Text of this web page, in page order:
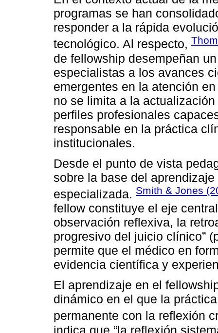
programas se han
responder a la rápida
tecnológico. Al respecto,
de fellowship desempeñan
especialistas a los avances
emergentes en la atención
no se limita a la
perfiles profesionales
responsable en la práctica
institucionales.
Desde el punto de vista
sobre la base del
especializada. Smith & Jones
fellow constituye el eje
observación reflexiva, la
progresivo del juicio clínico”
permite que el médico en
evidencia científica y
El aprendizaje en el
dinámico en el que la
permanente con la reflexión
indica que “la reflexión